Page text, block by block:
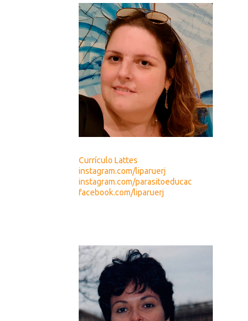
Currículo Lattes
instagram.com/liparuerj
instagram.com/parasitoeducac
facebook.com/liparuerj